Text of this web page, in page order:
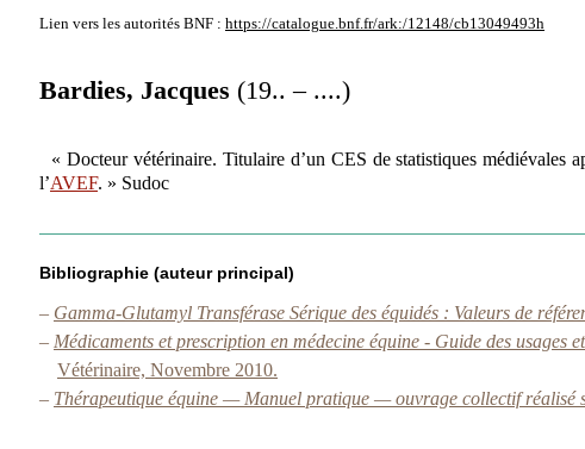
Lien vers les autorités BNF : https://catalogue.bnf.fr/ark:/12148/cb13049493h
Bardies, Jacques (19.. – ....)
« Docteur vétérinaire. Titulaire d’un CES de statistiques médiévales
l’AVEF. » Sudoc
Bibliographie (auteur principal)
– Gamma-Glutamyl Transférase Sérique des équidés : Valeurs de
– Médicaments et prescription en médecine équine - Guide des
Vétérinaire, Novembre 2010.
– Thérapeutique équine — Manuel pratique — ouvrage collectif réalisé